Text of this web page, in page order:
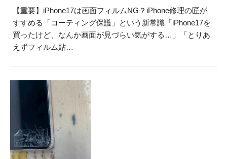
【重要】iPhone17は画面フィルムNG？iPhone修理の匠が
すすめる「コーティング保護」という新常識「iPhone17を
買ったけど、なんか画面が見づらい気がする…」「とりあ
えずフィルム貼…